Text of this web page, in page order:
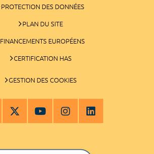
PROTECTION DES DONNÉES
PLAN DU SITE
FINANCEMENTS EUROPÉENS
CERTIFICATION HAS
GESTION DES COOKIES